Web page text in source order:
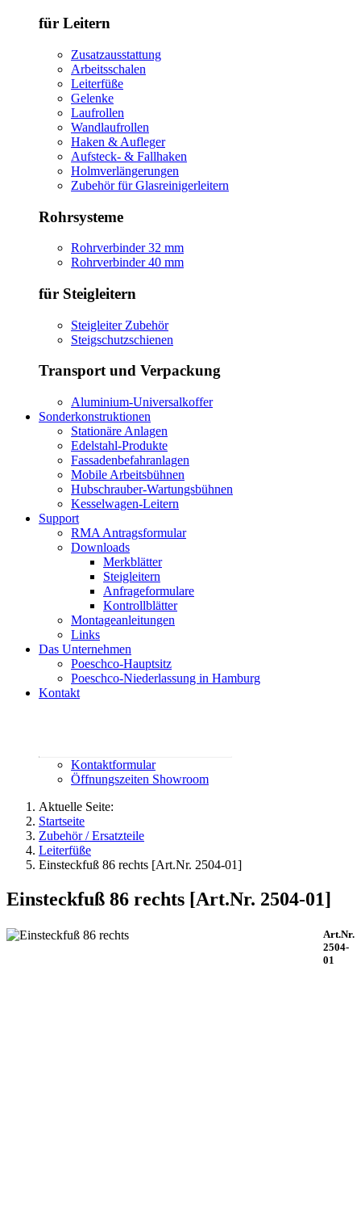
für Leitern
Zusatzausstattung
Arbeitsschalen
Leiterfüße
Gelenke
Laufrollen
Wandlaufrollen
Haken & Aufleger
Aufsteck- & Fallhaken
Holmverlängerungen
Zubehör für Glasreinigerleitern
Rohrsysteme
Rohrverbinder 32 mm
Rohrverbinder 40 mm
für Steigleitern
Steigleiter Zubehör
Steigschutzschienen
Transport und Verpackung
Aluminium-Universalkoffer
Sonderkonstruktionen
Stationäre Anlagen
Edelstahl-Produkte
Fassadenbefahranlagen
Mobile Arbeitsbühnen
Hubschrauber-Wartungsbühnen
Kesselwagen-Leitern
Support
RMA Antragsformular
Downloads
Merkblätter
Steigleitern
Anfrageformulare
Kontrollblätter
Montageanleitungen
Links
Das Unternehmen
Poeschco-Hauptsitz
Poeschco-Niederlassung in Hamburg
Kontakt
Kontaktformular
Öffnungszeiten Showroom
Aktuelle Seite:
Startseite
Zubehör / Ersatzteile
Leiterfüße
Einsteckfuß 86 rechts [Art.Nr. 2504-01]
Einsteckfuß 86 rechts [Art.Nr. 2504-01]
Art.Nr.
2504-
01